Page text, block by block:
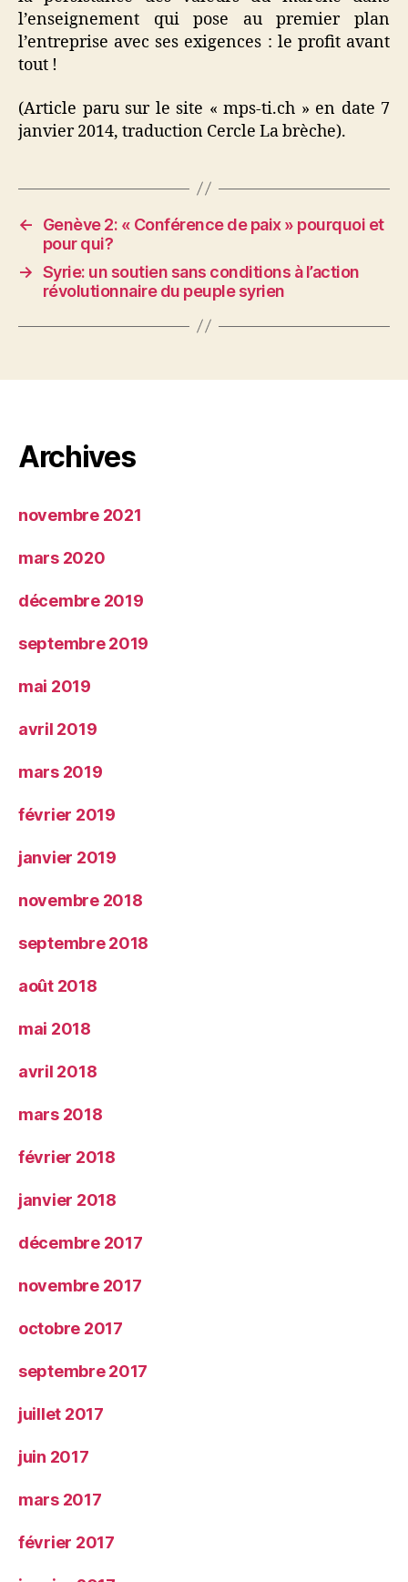
l’enseignement qui pose au premier plan
l’entreprise avec ses exigences : le profit avant
tout !
(Article paru sur le site « mps-ti.ch » en date 7
janvier 2014, traduction Cercle La brèche).
←
Genève 2: « Conférence de paix » pourquoi et
pour qui?
→ Syrie: un soutien sans conditions à l’action
révolutionnaire du peuple syrien
Archives
novembre 2021
mars 2020
décembre 2019
septembre 2019
mai 2019
avril 2019
mars 2019
février 2019
janvier 2019
novembre 2018
septembre 2018
août 2018
mai 2018
avril 2018
mars 2018
février 2018
janvier 2018
décembre 2017
novembre 2017
octobre 2017
septembre 2017
juillet 2017
juin 2017
mars 2017
février 2017